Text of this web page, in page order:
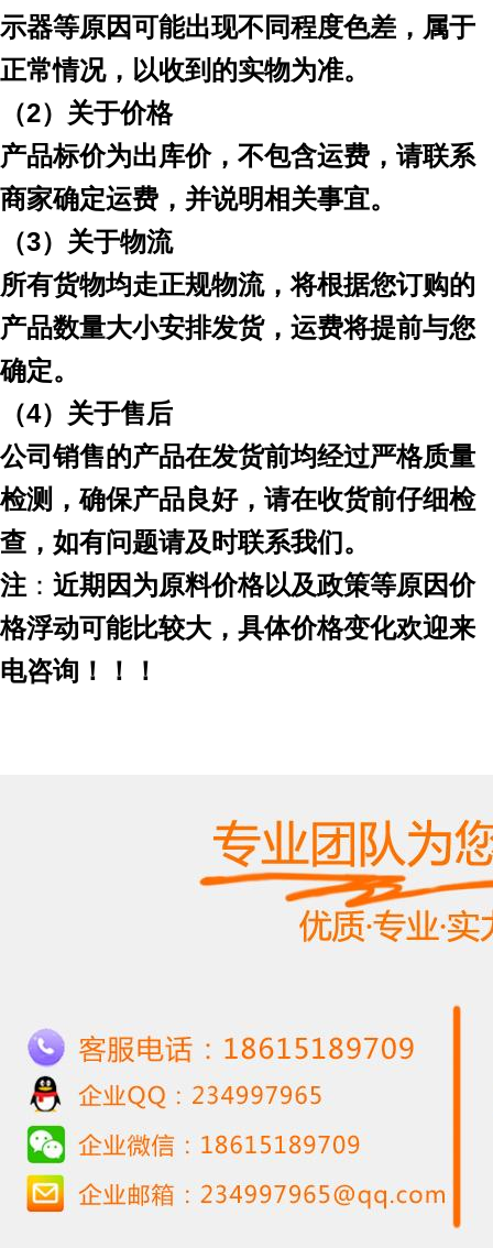
示器等原因可能出现不同程度色差，属于
正常情况，以收到的实物为准。
（2）关于价格
产品标价为出库价，不包含运费，请联系
商家确定运费，并说明相关事宜。
（3）关于物流
所有货物均走正规物流，将根据您订购的
产品数量大小安排发货，运费将提前与您
确定。
（4）关于售后
公司销售的产品在发货前均经过严格质量
检测，确保产品良好，请在收货前仔细检
查，如有问题请及时联系我们。
注 ： 近期因为原料价格以及政策等原因价
格浮动可能比较大，具体价格变化欢迎来
电咨询！！！